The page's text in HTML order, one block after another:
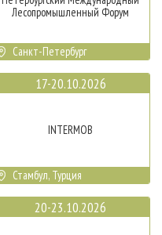
Лесопромышленный Форум
Санкт-Петербург
17-20.10.2026
INTERMOB
Стамбул, Турция
20-23.10.2026